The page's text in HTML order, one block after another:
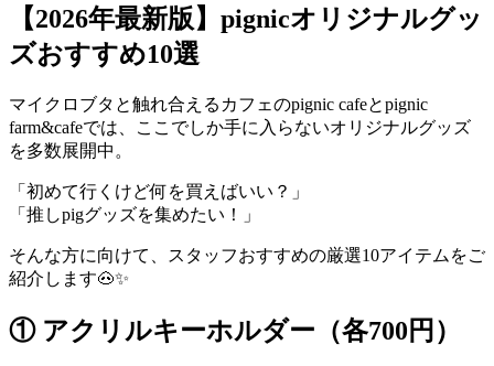
【2026年最新版】pignicオリジナルグッ
ズおすすめ10選
マイクロブタと触れ合えるカフェのpignic cafeとpignic
farm&cafeでは、ここでしか手に入らないオリジナルグッズ
を多数展開中。
「初めて行くけど何を買えばいい？」
「推しpigグッズを集めたい！」
そんな方に向けて、スタッフおすすめの厳選10アイテムをご
紹介します🐽✨
① アクリルキーホルダー（各700円）